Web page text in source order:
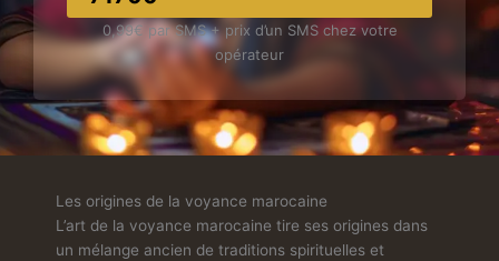
0,99€ par SMS + prix d’un SMS chez votre
opérateur
Les origines de la voyance marocaine
L’art de la voyance marocaine tire ses origines dans
un mélange ancien de traditions spirituelles et